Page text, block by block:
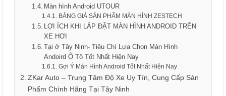
Màn hình Android UTOUR
BẢNG GIÁ SẢN PHẨM MÀN HÌNH ZESTECH
LỢI ÍCH KHI LẮP ĐẶT MÀN HÌNH ANDROID TRÊN
XE HƠI
Tại ở Tây Ninh- Tiêu Chí Lựa Chọn Màn Hình
Andoird Ô Tô Tốt Nhất Hiện Nay
Gợi Ý Màn Hình Android Tốt Nhất Hiện Nay
ZKar Auto – Trung Tâm Độ Xe Uy Tín, Cung Cấp Sản
Phẩm Chính Hãng Tại Tây Ninh